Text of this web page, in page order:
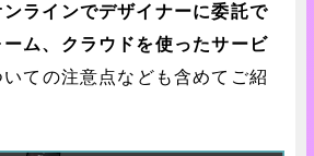
ラインでデザイナーに委託で
ム、クラウドを使ったサービ
いての注意点なども含めてご紹